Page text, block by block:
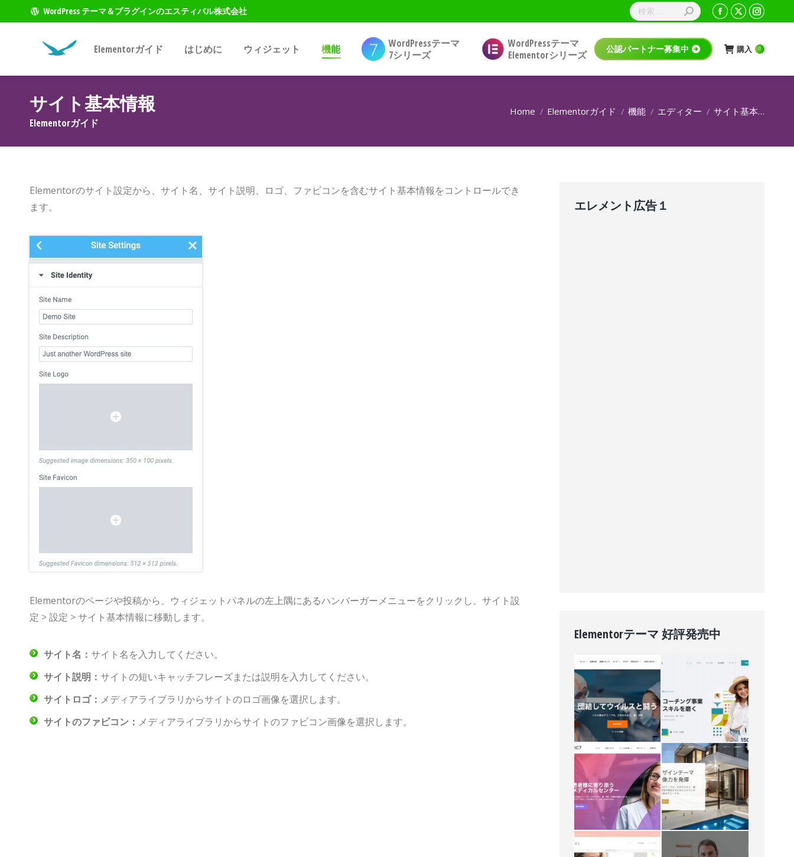
WordPress テーマ＆プラグインのエスティバル株式会社
Elementorガイド はじめに ウィジェット 機能
WordPressテーマ
7シリーズ
WordPressテーマ
Elementorシリーズ
公認パートナー募集中 購入 0
サイト基本情報
Elementorガイド
現在地: Home Elementorガイド 機能 エディター サイト基本…
Elementorのサイト設定から、サイト名、サイト説明、ロゴ、ファビコンを含むサイト基本情報をコントロールでき
ます。
Elementorのページや投稿から、ウィジェットパネルの左上隅にあるハンバーガーメニューをクリックし、サイト設
定 > 設定 > サイト基本情報に移動します。
サイト名： サイト名を入力してください。
サイト説明： サイトの短いキャッチフレーズまたは説明を入力してください。
サイトロゴ： メディアライブラリからサイトのロゴ画像を選択します。
サイトのファビコン： メディアライブラリからサイトのファビコン画像を選択します。
エレメント広告１
Elementorテーマ 好評発売中